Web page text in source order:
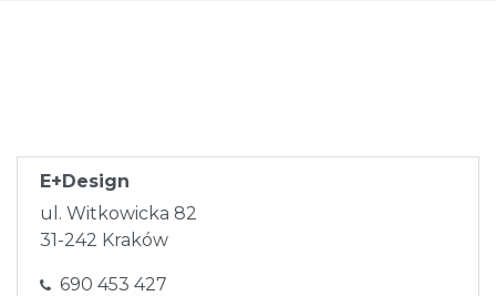
E+Design
ul. Witkowicka 82
31-242 Kraków
690 453 427